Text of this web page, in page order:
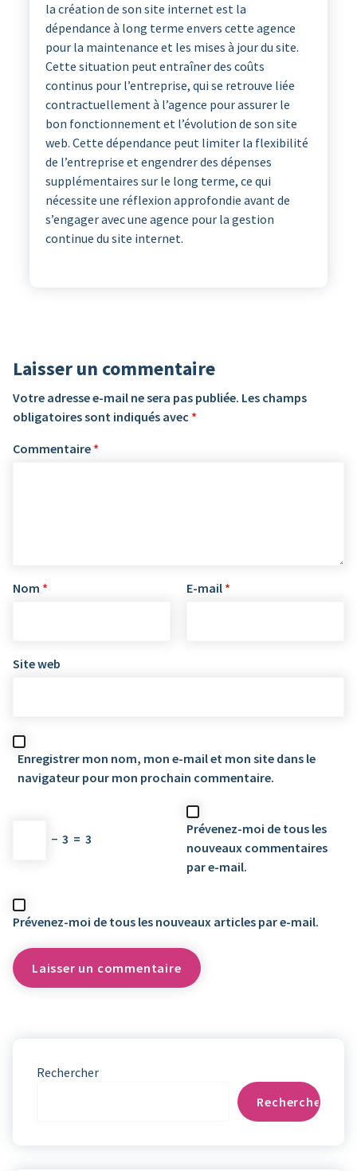
la création de son site internet est la
dépendance à long terme envers cette agence
pour la maintenance et les mises à jour du site.
Cette situation peut entraîner des coûts
continus pour l’entreprise, qui se retrouve liée
contractuellement à l’agence pour assurer le
bon fonctionnement et l’évolution de son site
web. Cette dépendance peut limiter la flexibilité
de l’entreprise et engendrer des dépenses
supplémentaires sur le long terme, ce qui
nécessite une réflexion approfondie avant de
s’engager avec une agence pour la gestion
continue du site internet.
Laisser un commentaire
Votre adresse e-mail ne sera pas publiée. Les champs
obligatoires sont indiqués avec *
Commentaire *
Nom * E-mail *
Site web
Enregistrer mon nom, mon e-mail et mon site dans le
navigateur pour mon prochain commentaire.
− 3 = 3
Prévenez-moi de tous les
nouveaux commentaires
par e-mail.
Prévenez-moi de tous les nouveaux articles par e-mail.
Rechercher
Rechercher